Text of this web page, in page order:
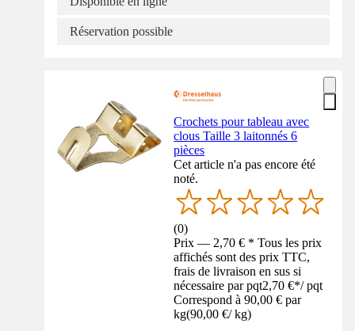
Réservation possible
Crochets pour tableau avec
clous Taille 3 laitonnés 6
pièces
Cet article n'a pas encore été
noté.
(0)
Prix — 2,70 € * Tous les prix
affichés sont des prix TTC,
frais de livraison en sus si
nécessaire par pqt2,70 €*/ pqt
Correspond à 90,00 € par
kg(90,00 €/ kg)